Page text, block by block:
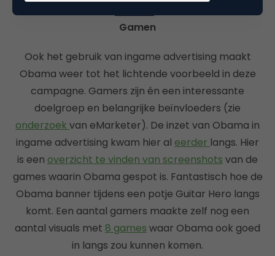
Gamen
Ook het gebruik van ingame advertising maakt
Obama weer tot het lichtende voorbeeld in deze
campagne. Gamers zijn én een interessante
doelgroep en belangrijke beïnvloeders (zie
onderzoek van eMarketer). De inzet van Obama in
ingame advertising kwam hier al eerder langs. Hier
is een overzicht te vinden van screenshots van de
games waarin Obama gespot is. Fantastisch hoe de
Obama banner tijdens een potje Guitar Hero langs
komt. Een aantal gamers maakte zelf nog een
aantal visuals met 8 games waar Obama ook goed
in langs zou kunnen komen.